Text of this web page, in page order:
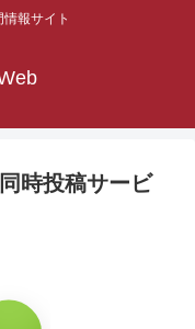
報サイト
時投稿サービ